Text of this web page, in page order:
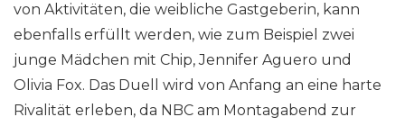
von Aktivitäten, die weibliche Gastgeberin, kann
ebenfalls erfüllt werden, wie zum Beispiel zwei
junge Mädchen mit Chip, Jennifer Aguero und
Olivia Fox. Das Duell wird von Anfang an eine harte
Rivalität erleben, da NBC am Montagabend zur